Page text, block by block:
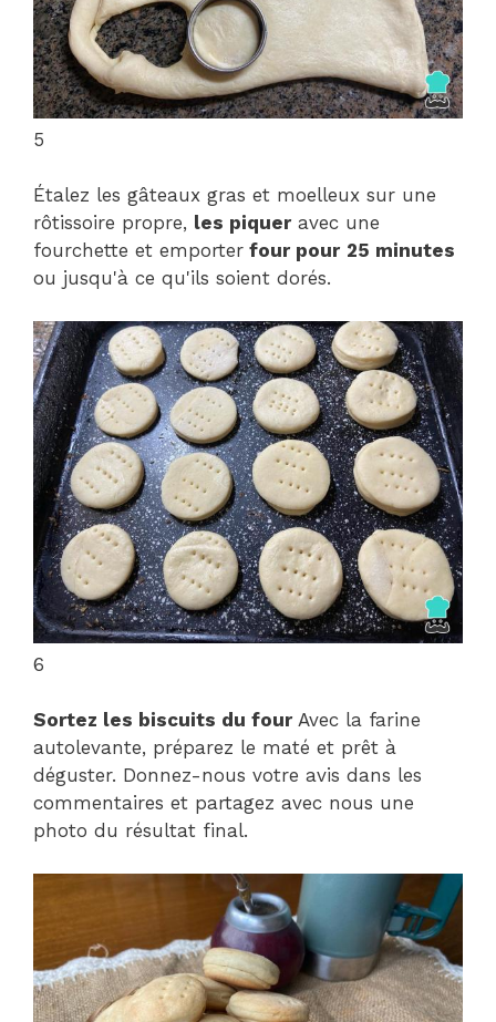
5
Étalez les gâteaux gras et moelleux sur une
rôtissoire propre, les piqueravec une
fourchette et emporter four pour 25 minutes
ou jusqu'à ce qu'ils soient dorés.
6
Sortez les biscuits du fourAvec la farine
autolevante, préparez le maté et prêt à
déguster. Donnez-nous votre avis dans les
commentaires et partagez avec nous une
photo du résultat final.